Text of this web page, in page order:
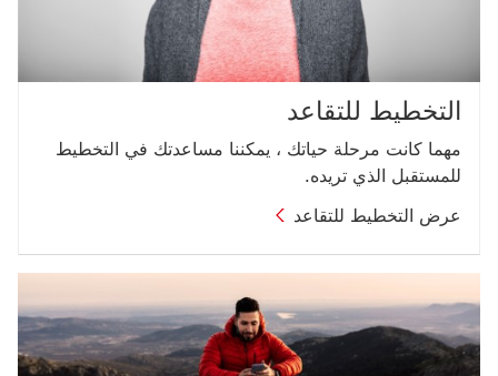
التخطيط للتقاعد
مهما كانت مرحلة حياتك ، يمكننا مساعدتك في التخطيط
للمستقبل الذي تريده.
عرض التخطيط للتقاعد